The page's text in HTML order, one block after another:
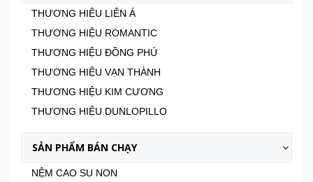
THƯƠNG HIỆU LIÊN Á
THƯƠNG HIỆU ROMANTIC
THƯƠNG HIỆU ĐỒNG PHÚ
THƯƠNG HIỆU VẠN THÀNH
THƯƠNG HIỆU KIM CƯƠNG
THƯƠNG HIỆU DUNLOPILLO
SẢN PHẨM BÁN CHẠY
NỆM CAO SU NON